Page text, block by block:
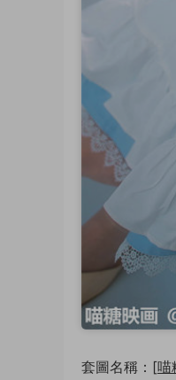
套圖名稱：[喵